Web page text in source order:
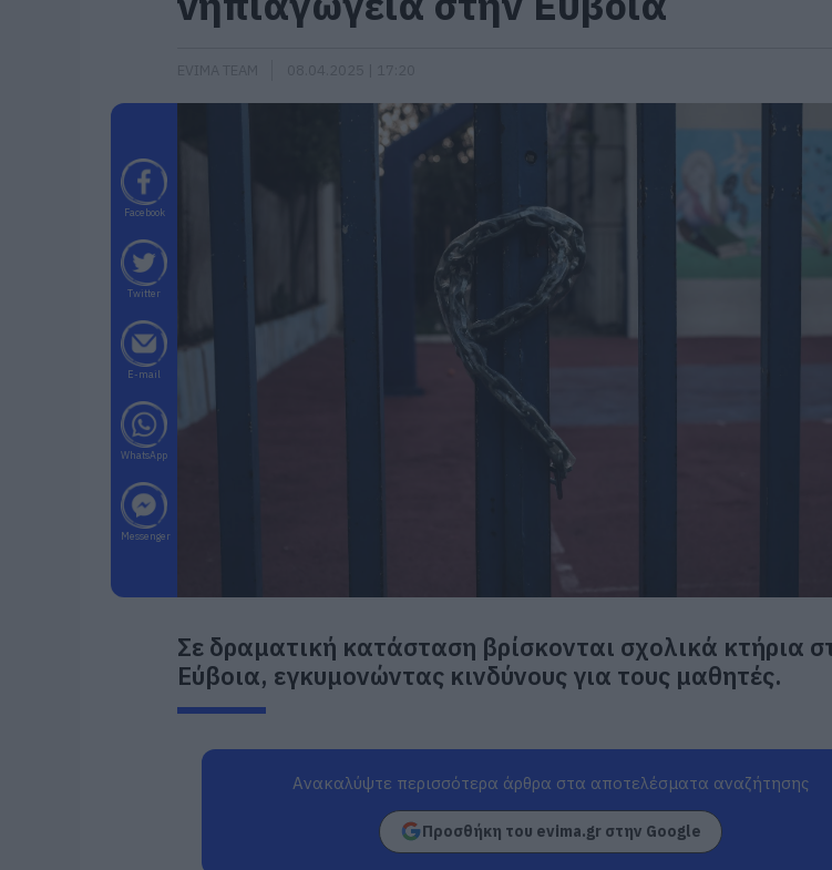
Facebook
Twitter
E-mail
WhatsApp
Messenger
Σε δραματική κατάσταση βρίσκονται σχολικά κτήρια
Εύβοια, εγκυμονώντας κινδύνους για τους μαθητές.
Ανακαλύψτε περισσότερα άρθρα στα αποτελέσματα αναζήτησης
Προσθήκη του evima.gr στην Google